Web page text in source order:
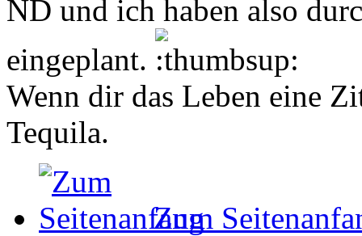
ND und ich haben also
eingeplant.
Wenn dir das Leben eine
Tequila.
Zum